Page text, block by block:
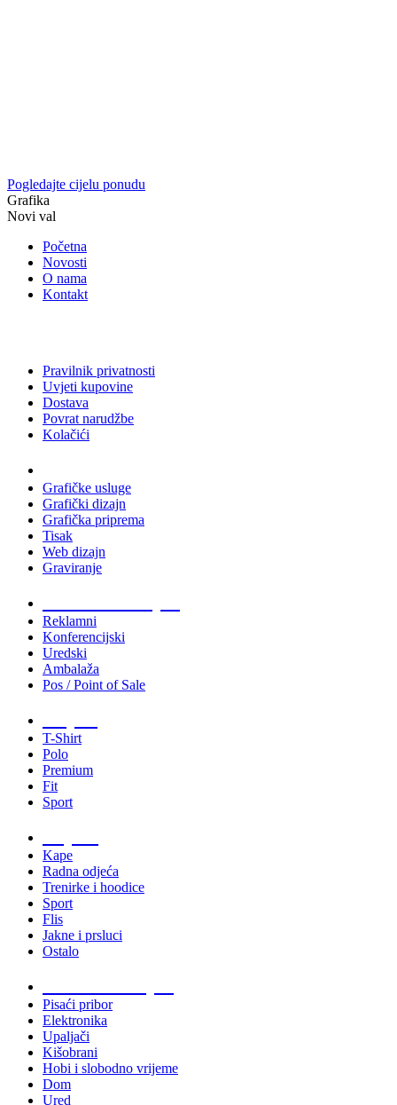
Pogledajte cijelu ponudu
Grafika
Novi val
Početna
Novosti
O nama
Kontakt
Pravilnik privatnosti
Uvjeti kupovine
Dostava
Povrat narudžbe
Kolačići
Grafičke usluge
Grafički dizajn
Grafička priprema
Tisak
Web dizajn
Graviranje
Reklamni
Konferencijski
Uredski
Ambalaža
Pos / Point of Sale
T-Shirt
Polo
Premium
Fit
Sport
Kape
Radna odjeća
Trenirke i hoodice
Sport
Flis
Jakne i prsluci
Ostalo
Pisaći pribor
Elektronika
Upaljači
Kišobrani
Hobi i slobodno vrijeme
Dom
Ured